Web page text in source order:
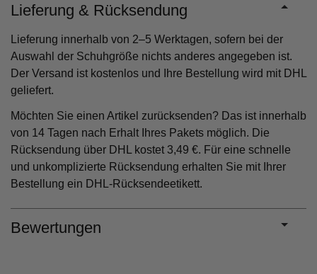
Lieferung & Rücksendung
Lieferung innerhalb von 2–5 Werktagen, sofern bei der
Auswahl der Schuhgröße nichts anderes angegeben ist.
Der Versand ist kostenlos und Ihre Bestellung wird mit DHL
geliefert.
Möchten Sie einen Artikel zurücksenden? Das ist innerhalb
von 14 Tagen nach Erhalt Ihres Pakets möglich. Die
Rücksendung über DHL kostet 3,49 €. Für eine schnelle
und unkomplizierte Rücksendung erhalten Sie mit Ihrer
Bestellung ein DHL-Rücksendeetikett.
Bewertungen